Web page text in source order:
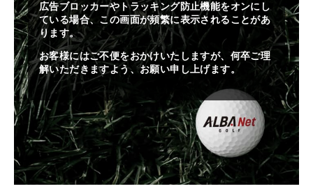
広告ブロッカーやトラッキング防止機能をオンにし
ている場合、この画面が頻繁に表示されることがあ
ります。
お客様にはご不便をおかけいたしますが、何卒ご理
解いただきますよう、お願い申し上げます。